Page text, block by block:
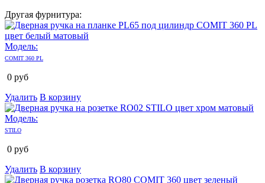
Другая фурнитура:
Модель:
COMIT 360 PL
0 руб
Удалить В корзину
Модель:
STILO
0 руб
Удалить В корзину